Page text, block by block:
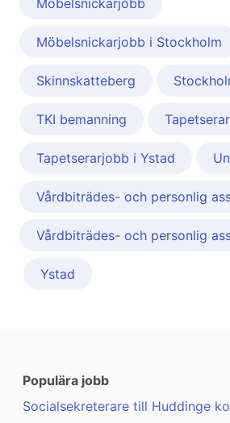
Möbelsnickarjobb
Möbelsnickarjobb i Stockholm
Skinnskatteberg
TKI bemanning
Tapetserarjobb i Ystad
Vårdbiträdes- och personlig
Vårdbiträdes- och personlig
Ystad
Populära jobb
Socialsekreterare till Huddinge